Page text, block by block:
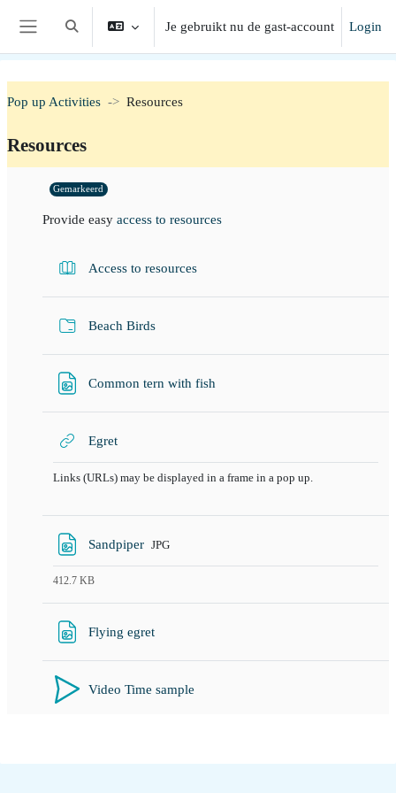
Ga naar hoofdinhoud
Schakel zoek invoer
Je gebruikt nu de gast-account Login
Pop up Activities Resources
Resources
Section outline
Gemarkeerd
Provide easy access to resources
Access to resourcesBoek
Beach BirdsMap
Common tern with fish
EgretURL
Links (URLs) may be displayed in a frame in a pop up.
Sandpiper Bestand
JPG
412.7 KB
Flying egretURL
Video Time sample